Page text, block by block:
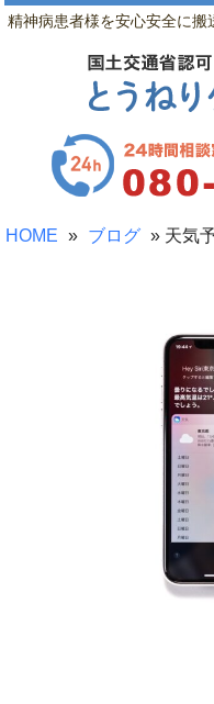
精神病患者様を安心安全に搬
HOME » ブログ » 天気